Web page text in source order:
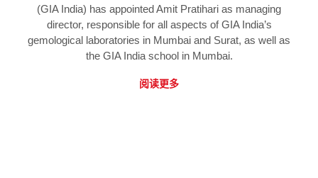
(GIA India) has appointed Amit Pratihari as managing
director, responsible for all aspects of GIA India’s
gemological laboratories in Mumbai and Surat, as well as
the GIA India school in Mumbai.
阅读更多